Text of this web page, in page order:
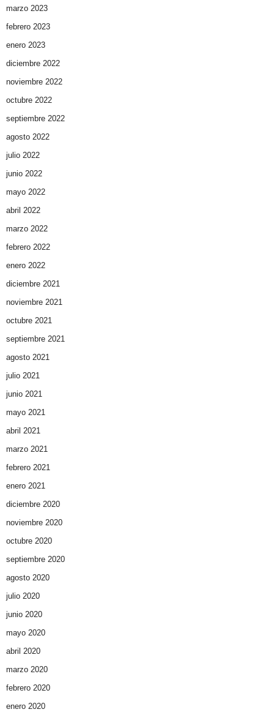
marzo 2023
febrero 2023
enero 2023
diciembre 2022
noviembre 2022
octubre 2022
septiembre 2022
agosto 2022
julio 2022
junio 2022
mayo 2022
abril 2022
marzo 2022
febrero 2022
enero 2022
diciembre 2021
noviembre 2021
octubre 2021
septiembre 2021
agosto 2021
julio 2021
junio 2021
mayo 2021
abril 2021
marzo 2021
febrero 2021
enero 2021
diciembre 2020
noviembre 2020
octubre 2020
septiembre 2020
agosto 2020
julio 2020
junio 2020
mayo 2020
abril 2020
marzo 2020
febrero 2020
enero 2020